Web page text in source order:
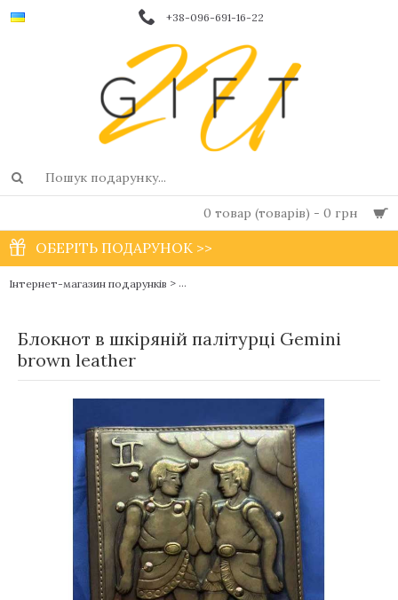
+38-096-691-16-22
0 товар (товарів) - 0 грн
ОБЕРІТЬ ПОДАРУНОК >>
Інтернет-магазин подарунків > Чоловічі фірмові блокноти і щоденники
Блокнот в шкіряній палітурці Gemini
brown leather